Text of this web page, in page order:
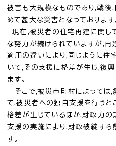
被害も大規模なものであり,戦後
めて甚大な災害となっております
現在,被災者の住宅再建に関し
な努力が続けられていますが,再
適用の違いにより,同じように住
いて,その支援に格差が生じ,復
ます。
そこで,被災市町村によっては,
て,被災者への独自支援を行うと
格差が生じているほか,財政力の
支援の実施により,財政破綻すら
す。